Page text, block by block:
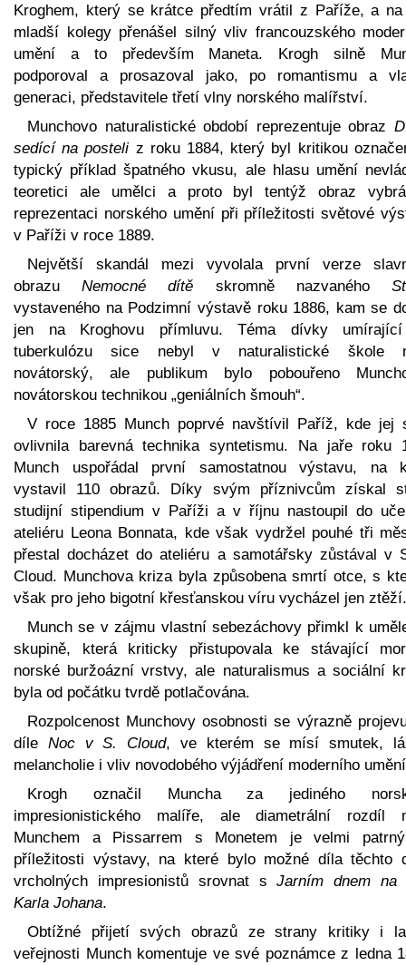
Kroghem, který se krátce předtím vrátil z Paříže, a
mladší kolegy přenášel silný vliv francouzského
umění a to především Maneta. Krogh silně
podporoval a prosazoval jako, po romantismu a
generaci, představitele třetí vlny norského malířství.
Munchovo naturalistické období reprezentuje obraz
sedící na posteli z roku 1884, který byl kritikou
typický příklad špatného vkusu, ale hlasu umění
teoretici ale umělci a proto byl tentýž obraz
reprezentaci norského umění při příležitosti světové
v Paříži v roce 1889.
Největší skandál mezi vyvolala první verze
obrazuNemocné dítě skromně nazvaného
vystaveného na Podzimní výstavě roku 1886, kam se
jen na Kroghovu přímluvu. Téma dívky
tuberkulózu sice nebyl v naturalistické škole
novátorský, ale publikum bylo pobouřeno
novátorskou technikou „geniálních šmouh“.
V roce 1885 Munch poprvé navštívil Paříž, kde jej
ovlivnila barevná technika syntetismu. Na jaře roku
Munch uspořádal první samostatnou výstavu, na
vystavil 110 obrazů. Díky svým příznivcům získal
studijní stipendium v Paříži a v říjnu nastoupil do
ateliéru Leona Bonnata, kde však vydržel pouhé tři
přestal docházet do ateliéru a samotářsky zůstával v
Cloud. Munchova kriza byla způsobena smrtí otce, s
však pro jeho bigotní křesťanskou víru vycházel jen ztěží.
Munch se v zájmu vlastní sebezáchovy přimkl k
skupině, která kriticky přistupovala ke stávající
norské buržoázní vrstvy, ale naturalismus a sociální
byla od počátku tvrdě potlačována.
Rozpolcenost Munchovy osobnosti se výrazně
díle Noc v S. Cloud, ve kterém se mísí smutek,
melancholie i vliv novodobého výjádření moderního
Krogh označil Muncha za jediného
impresionistického malíře, ale diametrální rozdíl
Munchem a Pissarrem s Monetem je velmi
příležitosti výstavy, na které bylo možné díla těchto
vrcholných impresionistů srovnat sJarním dnem na
Karla Johana.
Obtížné přijetí svých obrazů ze strany kritiky i
veřejnosti Munch komentuje ve své poznámce z ledna